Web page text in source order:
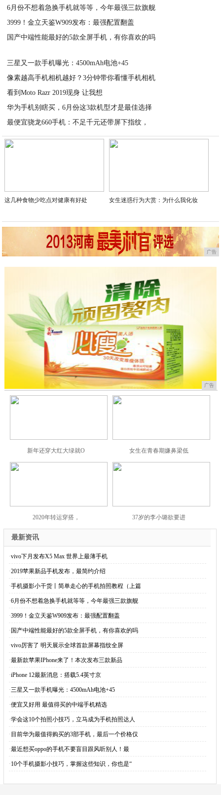
6月份不想着急换手机就等等，今年最强三款旗舰
3999！金立天鉴W909发布：最强配置翻盖
国产中端性能最好的5款全屏手机，有你喜欢的吗
三星又一款手机曝光：4500mAh电池+45
像素越高手机相机越好？3分钟带你看懂手机相机
看到Moto Razr 2019现身 让我想
华为手机别瞎买，6月份这3款机型才是最佳选择
最便宜骁龙660手机：不足千元还带屏下指纹，
2020-05-17
这几种食物少吃点对健康有好处 女生迷惑行为大赏：为什么我化妆
广告
广告
新年还穿大红大绿就O 女生在青春期嫌鼻梁低
2020年转运穿搭， 37岁的李小璐欲要进
最新资讯
·vivo下月发布X5 Max 世界上最薄手机
·2019苹果新品手机发布，最简约介绍
·手机摄影小干货丨简单走心的手机拍照教程（上篇
·6月份不想着急换手机就等等，今年最强三款旗舰
·3999！金立天鉴W909发布：最强配置翻盖
· 国产中端性能最好的5款全屏手机，有你喜欢的吗
·vivo厉害了 明天展示全球首款屏幕指纹全屏
·最新款苹果IPhone来了！本次发布三款新品
·iPhone 12最新消息：搭载5.4英寸京
·三星又一款手机曝光：4500mAh电池+45
·便宜又好用 最值得买的中端手机精选
·学会这10个拍照小技巧，立马成为手机拍照达人
· 目前华为最值得购买的3部手机，最后一个价格仅
·最近想买oppo的手机不要盲目跟风听别人！最
·10个手机摄影小技巧，掌握这些知识，你也是“